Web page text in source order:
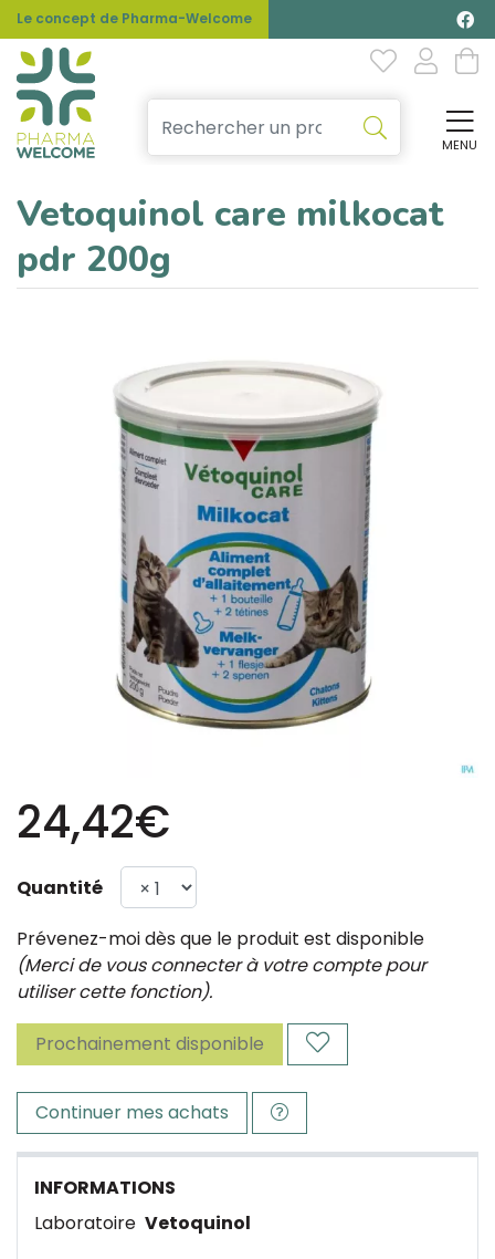
Le concept de Pharma-Welcome
MENU
Vetoquinol care milkocat
pdr 200g
24,42€
Quantité
Prévenez-moi dès que le produit est disponible
(Merci de vous connecter à votre compte pour
utiliser cette fonction).
Prochainement disponible
Continuer mes achats
INFORMATIONS
Laboratoire Vetoquinol